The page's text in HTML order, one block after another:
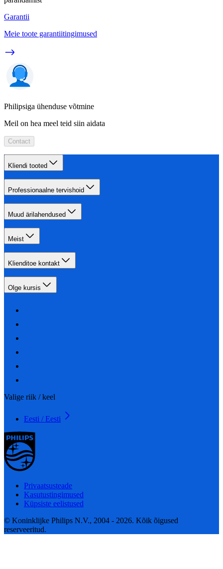
Garantii
Meie toote garantiitingimused
Philipsiga ühenduse võtmine
Meil on hea meel teid siin aidata
Contact
Kliendi tooted
Professionaalne tervishoid
Muud ärilahendused
Meist
Klienditoe kontakt
Olge kursis
Valige riik / keel
Eesti / Eesti
Privaatsusteade
Kasutustingimused
Küpsiste eelistused
© Koninklijke Philips N.V., 2004 - 2026. Kõik õigused
reserveeritud.